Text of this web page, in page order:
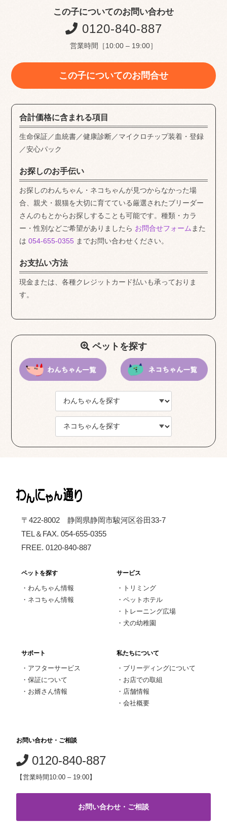
この子についてのお問い合わせ
0120-840-887
営業時間［10:00 – 19:00］
この子についてのお問合せ
合計価格に含まれる項目
生命保証／血統書／健康診断／マイクロチップ装着・登録
／安心パック
お探しのお手伝い
お探しのわんちゃん・ネコちゃんが見つからなかった場
合、親犬・親猫を大切に育てている厳選されたブリーダー
さんのもとからお探しすることも可能です。種類・カラ
ー・性別などご希望がありましたら お問合せフォーム また
は054-655-0355 までお問い合わせください。
お支払い方法
現金または、各種クレジットカード払いも承っておりま
す。
ペットを探す
〒422-8002 静岡県静岡市駿河区谷田33-7
TEL＆FAX. 054-655-0355
FREE. 0120-840-887
ペットを探す
・わんちゃん情報
・ ネコちゃん情報
サービス
・ トリミング
・ペットホテル
・ トレーニング広場
・犬の幼稚園
サポート
・ アフターサービス
・保証について
・ お婿さん情報
私たちについて
・ ブリーディングについて
・ お店での取組
・ 店舗情報
・会社概要
お問い合わせ・ご相談
0120-840-887
【営業時間10:00 – 19:00】
お問い合わせ・ご相談